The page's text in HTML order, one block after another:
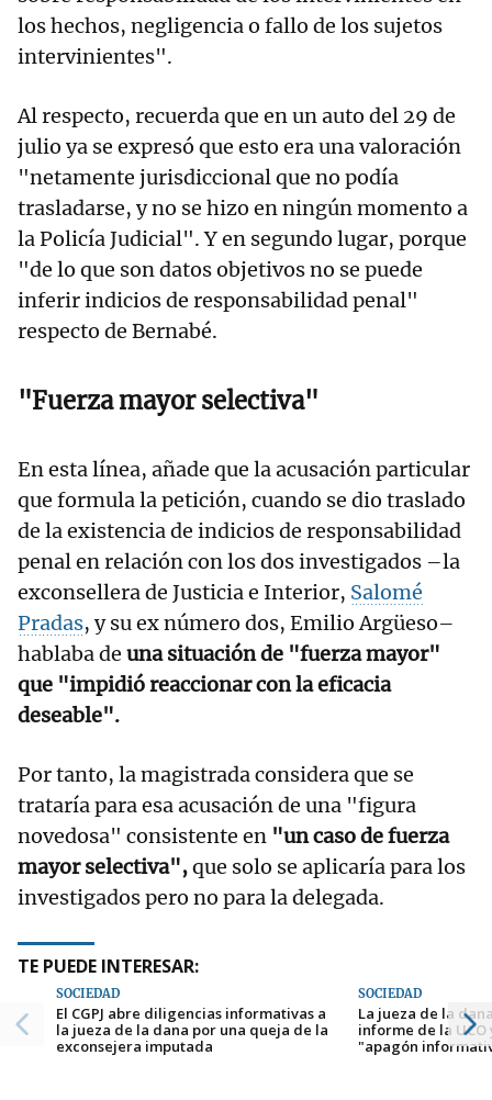
los hechos, negligencia o fallo de los sujetos
intervinientes".
Al respecto, recuerda que en un auto del 29 de
julio ya se expresó que esto era una valoración
"netamente jurisdiccional que no podía
trasladarse, y no se hizo en ningún momento a
la Policía Judicial". Y en segundo lugar, porque
"de lo que son datos objetivos no se puede
inferir indicios de responsabilidad penal"
respecto de Bernabé.
"Fuerza mayor selectiva"
En esta línea, añade que la acusación particular
que formula la petición, cuando se dio traslado
de la existencia de indicios de responsabilidad
penal en relación con los dos investigados –la
exconsellera de Justicia e Interior, Salomé
Pradas, y su ex número dos, Emilio Argüeso–
hablaba de una situación de "fuerza mayor"
que "impidió reaccionar con la eficacia
deseable".
Por tanto, la magistrada considera que se
trataría para esa acusación de una "figura
novedosa" consistente en "un caso de fuerza
mayor selectiva",que solo se aplicaría para los
investigados pero no para la delegada.
TE PUEDE INTERESAR:
SOCIEDAD
El CGPJ abre diligencias informativas a
la jueza de la dana por una queja de la
exconsejera imputada
SOCIEDAD
La jueza de la
informe de la
"apagón